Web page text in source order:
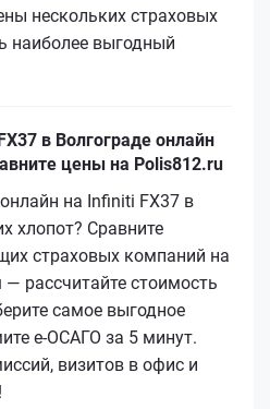
нескольких страховых
наиболее выгодный
в Волгограде онлайн
цены на Polis812.ru
на Infiniti FX37 в
хлопот? Сравните
страховых компаний на
— рассчитайте стоимость
самое выгодное
е‑ОСАГО за 5 минут.
визитов в офис и